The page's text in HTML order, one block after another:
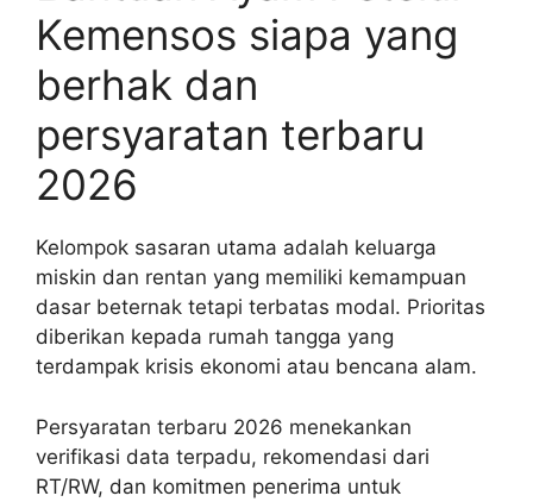
Kemensos siapa yang
berhak dan
persyaratan terbaru
2026
Kelompok sasaran utama adalah keluarga
miskin dan rentan yang memiliki kemampuan
dasar beternak tetapi terbatas modal. Prioritas
diberikan kepada rumah tangga yang
terdampak krisis ekonomi atau bencana alam.
Persyaratan terbaru 2026 menekankan
verifikasi data terpadu, rekomendasi dari
RT/RW, dan komitmen penerima untuk